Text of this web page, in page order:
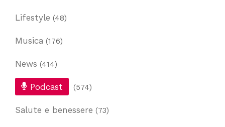
Lifestyle (48)
Musica (176)
News (414)
Podcast (574)
Salute e benessere (73)